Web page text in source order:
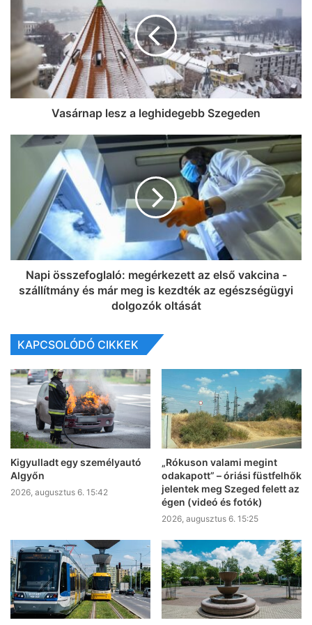
Így keress lakást Szegeden
Vasárnap lesz a leghidegebb Szegeden
Napi összefoglaló: megérkezett az első vakcina -
szállítmány és már meg is kezdték az egészségügyi
dolgozók oltását
KAPCSOLÓDÓ CIKKEK
Kigyulladt egy személyautó
Algyőn
2026, augusztus 6. 15:42
„Rókuson valami megint
odakapott” – óriási füstfelhők
jelentek meg Szeged felett az
égen (videó és fotók)
2026, augusztus 6. 15:25